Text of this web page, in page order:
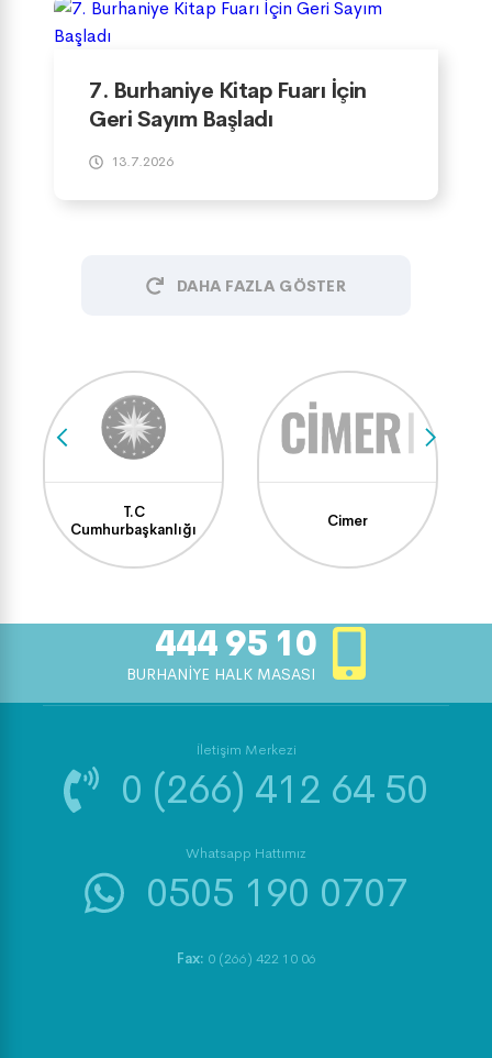
7. Burhaniye Kitap Fuarı İçin
Geri Sayım Başladı
13.7.2026
DAHA FAZLA GÖSTER
T.C
Cumhurbaşkanlığı
Cimer
444 95 10
BURHANİYE HALK MASASI
İletişim Merkezi
0 (266) 412 64 50
Whatsapp Hattımız
0505 190 0707
Fax: 0 (266) 422 10 06